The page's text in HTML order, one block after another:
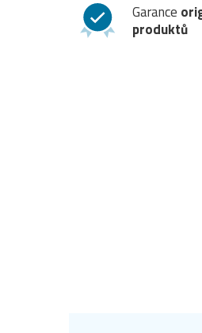
Garance
produktů